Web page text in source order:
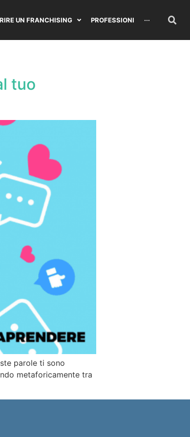
UN FRANCHISING PROFESSIONI ···
tuo
parole ti sono
metaforicamente tra